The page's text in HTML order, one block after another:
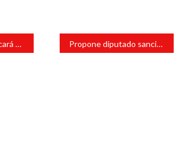
Nahle Propone diputado sancionar la usurpación de la profesión de médico cirujano plástico